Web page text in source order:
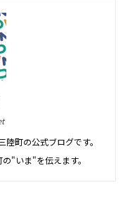
町の公式ブログです。
"いま"を伝えます。